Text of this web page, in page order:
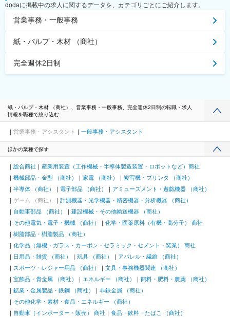
dodaに掲載中の求人に関するデータを、カテゴリごとにご紹介します。
営業事務・一般事務
紙・パルプ・木材 （商社）
完全週休2日制
紙・パルプ・木材 （商社）、営業事務・一般事務、完全週休2日制の転職・求人
情報を職種で絞り込む
営業事務・アシスタント 一般事務・アシスタント
ほかの業種で探す
総合商社
産業用装置（工作機械・半導体製造装置・ロボットなど）商社
機械部品・金型 （商社）
家電 （商社）
複写機・プリンタ （商社）
半導体 （商社）
電子部品 （商社）
アミューズメント・遊戯機器 （商社）
ゲーム （商社）
計測機器・光学機器・精密機器・分析機器 （商社）
自動車部品 （商社）
建設機械・その他輸送機器 （商社）
その他電気・電子・機械 （商社）
化学・医薬原料（有機・高分子） 商社
樹脂部品・樹脂製品 （商社）
化学品（無機・ガラス・カーボン・セラミック・セメント・窯業） 商社
日用品・雑貨 （商社）
玩具 （商社）
アパレル・繊維 （商社）
スポーツ・レジャー用品 （商社）
文具・事務機器関連 （商社）
宝飾品・貴金属 （商社）
エネルギー （商社）
飼料・肥料・農薬 （商社）
鉱業・金属製品・鉄鋼 （商社）
非鉄金属 （商社）
その他化学・素材・食品・エネルギー （商社）
自動車（インポーター・販売） 商社
食品・飲料・たばこ （商社）